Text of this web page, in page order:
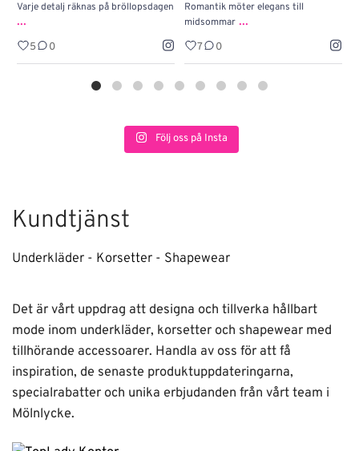
Varje detalj räknas på bröllopsdagen
...
5 0
Romantik möter elegans till
midsommar ...
7 0
Följ oss på Insta
Kundtjänst
Underkläder - Korsetter - Shapewear
Det är vårt uppdrag att designa och tillverka hållbart
mode inom underkläder, korsetter och shapewear med
tillhörande accessoarer. Handla av oss för att få
inspiration, de senaste produktuppdateringarna,
specialrabatter och unika erbjudanden från vårt team i
Mölnlycke.